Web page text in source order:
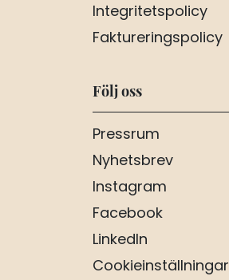
Integritetspolicy
Faktureringspolicy
Följ oss
Pressrum
Nyhetsbrev
Instagram
Facebook
LinkedIn
Cookieinställningar